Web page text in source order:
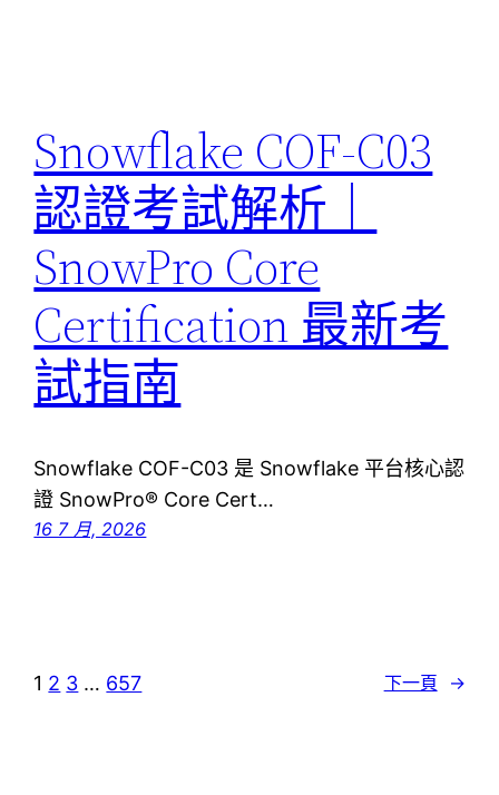
Snowflake COF-C03
認證考試解析｜
SnowPro Core
Certification 最新考
試指南
Snowflake COF-C03 是 Snowflake 平台核心認
證 SnowPro® Core Cert…
16 7 月, 2026
1 2 3 … 657 下一頁 →